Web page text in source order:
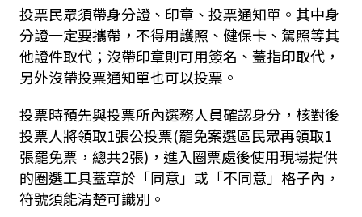
投票民眾須帶身分證、印章、投票通知單。其中身
分證一定要攜帶，不得用護照、健保卡、駕照等其
他證件取代；沒帶印章則可用簽名、蓋指印取代，
另外沒帶投票通知單也可以投票。
投票時預先與投票所內選務人員確認身分，核對後
投票人將領取1張公投票(罷免案選區民眾再領取1
張罷免票，總共2張) ，進入圈票處後使用現場提供
的圈選工具蓋章於「同意」或「不同意」格子內，
符號須能清楚可識別。